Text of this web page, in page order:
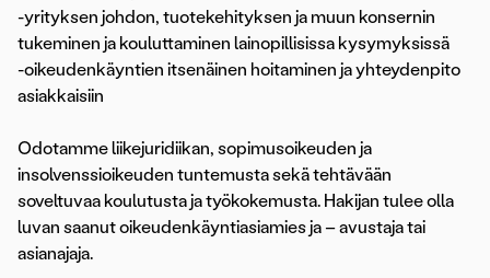
-yrityksen johdon, tuotekehityksen ja muun konsernin
tukeminen ja kouluttaminen lainopillisissa kysymyksissä
-oikeudenkäyntien itsenäinen hoitaminen ja yhteydenpito
asiakkaisiin
Odotamme liikejuridiikan, sopimusoikeuden ja
insolvenssioikeuden tuntemusta sekä tehtävään
soveltuvaa koulutusta ja työkokemusta. Hakijan tulee olla
luvan saanut oikeudenkäyntiasiamies ja – avustaja tai
asianajaja.